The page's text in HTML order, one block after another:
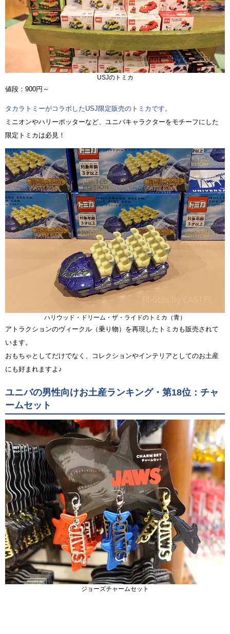
USJのトミカ
値段：900円～
タカラトミーがコラボしたUSJ限定販売のトミカです。
ミニオンやハリーポッターなど、ユニバキャラクターをモチーフにした
限定トミカは必見！
ハリウッド・ドリーム・ザ・ライドのトミカ（青）
アトラクションのヴィークル（乗り物）を再現したトミカも販売されて
います。
おもちゃとしてだけでなく、コレクションやインテリアとしてのお土産
にも好まれますよ♪
ユニバの男性向けお土産ランキング・第18位：チャ
ームセット
ジョーズチャームセット